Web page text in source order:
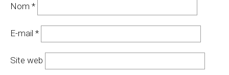
Nom *
E-mail *
Site web